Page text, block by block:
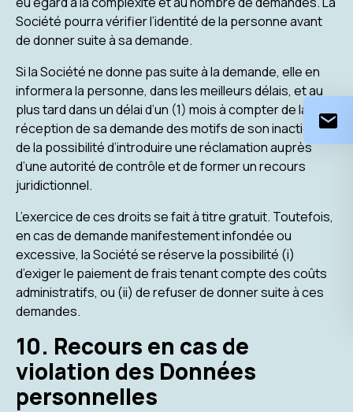
Société pourra vérifier l’identité de la personne avant
de donner suite à sa demande.
Si la Société ne donne pas suite à la demande, elle en
informera la personne, dans les meilleurs délais, et au
plus tard dans un délai d’un (1) mois à compter de la
réception de sa demande des motifs de son inaction et
de la possibilité d’introduire une réclamation auprès
d’une autorité de contrôle et de former un recours
juridictionnel.
L’exercice de ces droits se fait à titre gratuit. Toutefois,
en cas de demande manifestement infondée ou
excessive, la Société se réserve la possibilité (i)
d’exiger le paiement de frais tenant compte des coûts
administratifs, ou (ii) de refuser de donner suite à ces
demandes.
10. Recours en cas de
violation des Données
personnelles